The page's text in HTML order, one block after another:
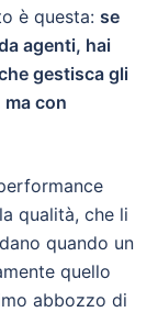
è questa: se
agenti, hai
gestisca gli
con
qualità, che li
quando un
quello
abbozzo di